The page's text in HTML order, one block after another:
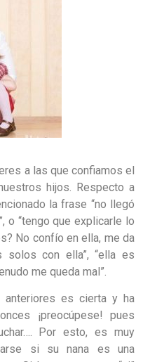
a las que confiamos el
hijos. Respecto a
la frase “no llegó
o “tengo que explicarle lo
No confío en ella, me da
con ella”, “ella es
me queda mal”.
es cierta y ha
¡preocúpese! pues
Por esto, es muy
si su nana es una